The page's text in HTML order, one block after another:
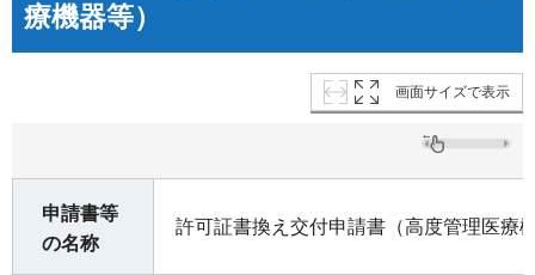
療機器等）
画面サイズで表示
申請書等
の名称
許可証書換え交付申請書（高度管理医療